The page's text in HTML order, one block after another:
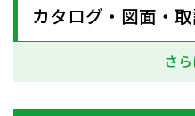
カタログ・図面・
さ